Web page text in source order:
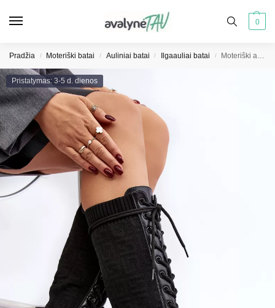
0
Pradžia / Moteriški batai / Auliniai batai / Ilgaauliai batai / Moteriški aulinukai su raišteliais ir tampria aulų dalimi, juodi Virxinia
Pristatymas: 3-5 d. dienos